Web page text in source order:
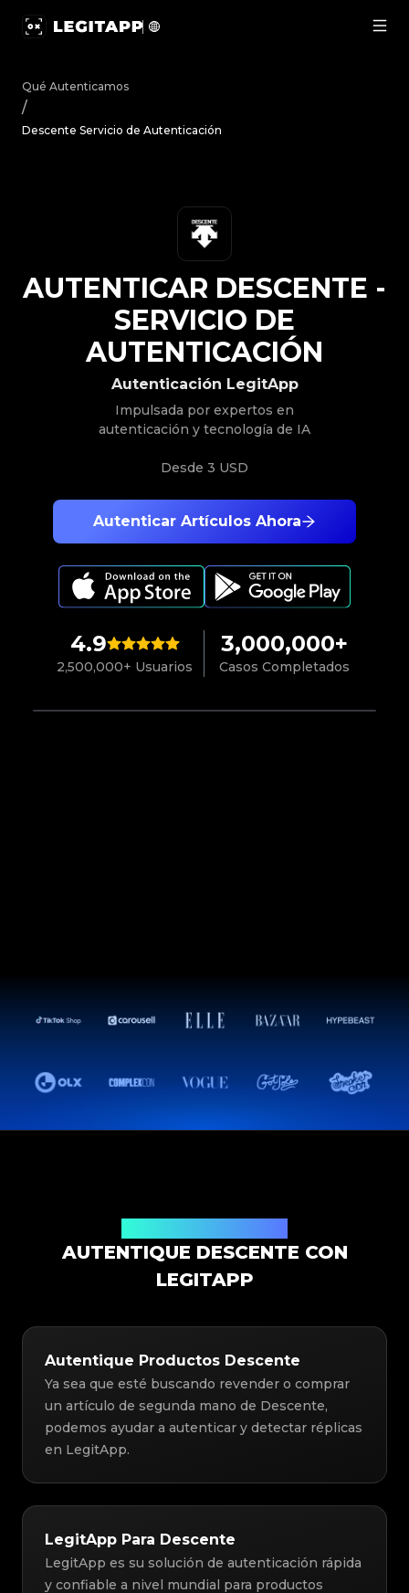
Qué Autenticamos
/
Descente Servicio de Autenticación
4.9
2,500,000+ Usuarios
3,000,000+
Casos Completados
Autenticar Artículos Ahora
Autenticación LegitApp
Impulsada por expertos en
autenticación y tecnología de IA
Desde 3 USD
AUTENTICAR DESCENTE -
SERVICIO DE
AUTENTICACIÓN
AUTENTIQUE DESCENTE CON
LEGITAPP
Autentique Productos Descente
Ya sea que esté buscando revender o comprar
un artículo de segunda mano de Descente,
podemos ayudar a autenticar y detectar réplicas
en LegitApp.
LegitApp Para Descente
LegitApp es su solución de autenticación rápida
y confiable a nivel mundial para productos